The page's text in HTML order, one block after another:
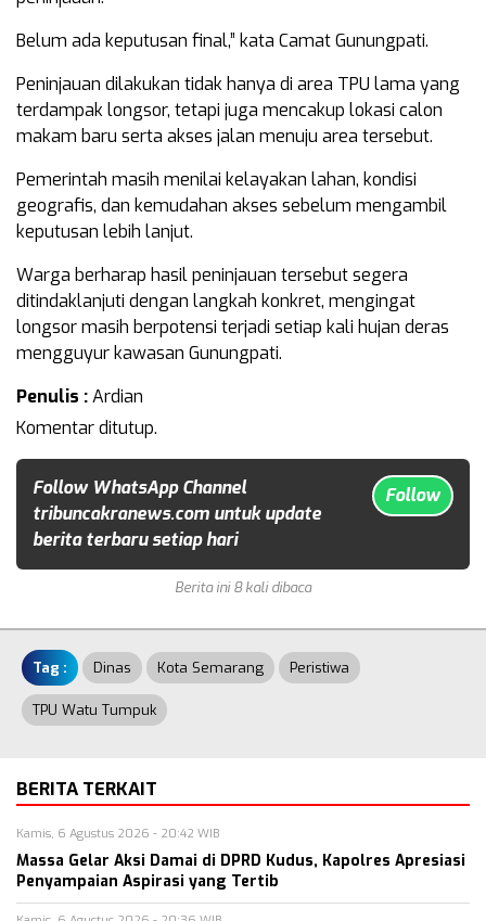
Belum ada keputusan final,” kata Camat Gunungpati.
Peninjauan dilakukan tidak hanya di area TPU lama yang
terdampak longsor, tetapi juga mencakup lokasi calon
makam baru serta akses jalan menuju area tersebut.
Pemerintah masih menilai kelayakan lahan, kondisi
geografis, dan kemudahan akses sebelum mengambil
keputusan lebih lanjut.
Warga berharap hasil peninjauan tersebut segera
ditindaklanjuti dengan langkah konkret, mengingat
longsor masih berpotensi terjadi setiap kali hujan deras
mengguyur kawasan Gunungpati.
Penulis :Ardian
Komentar ditutup.
Follow WhatsApp Channel
tribuncakranews.com untuk update
berita terbaru setiap hari
Follow
Berita ini 8 kali dibaca
Tag : Dinas Kota Semarang Peristiwa
TPU Watu Tumpuk
BERITA TERKAIT
Kamis, 6 Agustus 2026 - 20:42 WIB
Massa Gelar Aksi Damai di DPRD Kudus, Kapolres Apresiasi
Penyampaian Aspirasi yang Tertib